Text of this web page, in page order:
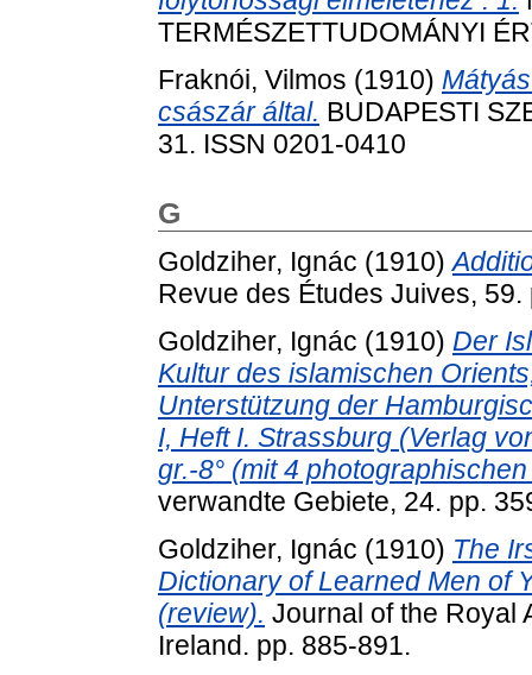
TERMÉSZETTUDOMÁNYI
Fraknói, Vilmos (1910)
császár által. BUDAPESTI
31. ISSN 0201-0410
G
Goldziher, Ignác (1910)
Revue des Études Juives, 59.
Goldziher, Ignác (1910) Der
Kultur des islamischen
Unterstützung der
I, Heft I. Strassburg (Verlag
gr.-8° (mit 4
verwandte Gebiete, 24. pp.
Goldziher, Ignác (1910) The
Dictionary of Learned Men of
(review). Journal of the Royal
Ireland. pp. 885-891.